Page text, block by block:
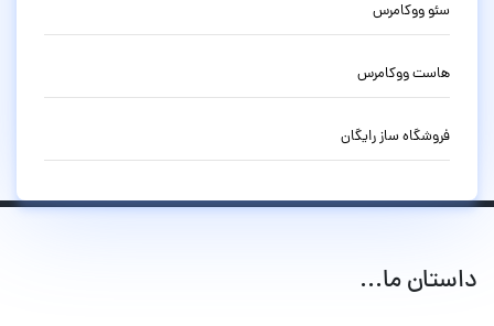
سئو ووکامرس
هاست ووکامرس
فروشگاه ساز رایگان
داستان ما...